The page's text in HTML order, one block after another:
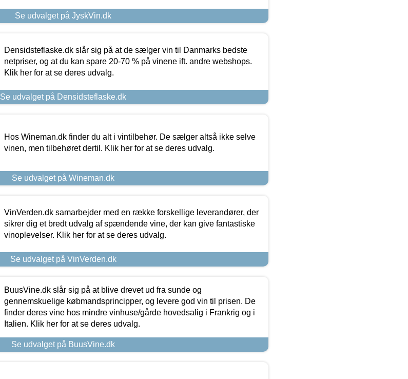
Se udvalget på JyskVin.dk
Densidsteflaske.dk slår sig på at de sælger vin til Danmarks bedste
netpriser, og at du kan spare 20-70 % på vinene ift. andre webshops.
Klik her for at se deres udvalg.
Se udvalget på Densidsteflaske.dk
Hos Wineman.dk finder du alt i vintilbehør. De sælger altså ikke selve
vinen, men tilbehøret dertil. Klik her for at se deres udvalg.
Se udvalget på Wineman.dk
VinVerden.dk samarbejder med en række forskellige leverandører, der
sikrer dig et bredt udvalg af spændende vine, der kan give fantastiske
vinoplevelser. Klik her for at se deres udvalg.
Se udvalget på VinVerden.dk
BuusVine.dk slår sig på at blive drevet ud fra sunde og
gennemskuelige købmandsprincipper, og levere god vin til prisen. De
finder deres vine hos mindre vinhuse/gårde hovedsalig i Frankrig og i
Italien. Klik her for at se deres udvalg.
Se udvalget på BuusVine.dk